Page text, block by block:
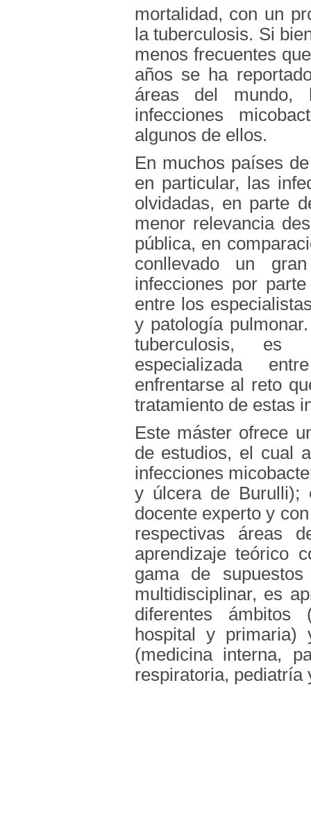
mortalidad, con un
la tuberculosis. Si
menos frecuentes
años se ha
áreas del mundo,
infecciones
algunos de ellos.
En muchos países
en particular, las
olvidadas, en parte
menor relevancia
pública, en
conllevado un
infecciones por
entre los
y patología
tuberculosis, es
especializada
enfrentarse al reto
tratamiento de estas
Este máster ofrece
de estudios, el cual
infecciones
y úlcera de Burulli);
docente experto y
respectivas áreas
aprendizaje teórico
gama de
multidisciplinar, es
diferentes ámbitos
hospital y primaria)
(medicina interna,
respiratoria, pediatría